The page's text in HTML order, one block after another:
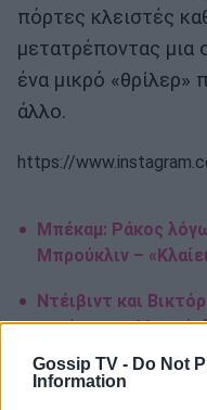
Gossip TV - Do Not
Information
πόρτες κλειστές
μετατρέποντας μια
ένα μικρό
άλλο.
https://
Μπέκαμ: Ράκος
Μπρούκλιν –
Ντέιβιντ και
ευχές στον
εντάσεις